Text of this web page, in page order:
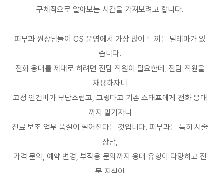
구체적으로 알아보는 시간을 가져보려고 합니다.
피부과 원장님들이 CS 운영에서 가장 많이 느끼는 딜레마가 있
습니다.
전화 응대를 제대로 하려면 전담 직원이 필요한데 , 전담 직원을
채용하자니
고정 인건비가 부담스럽고, 그렇다고 기존 스태프에게 전화 응대
까지 맡기자니
진료 보조 업무 품질이 떨어진다는 것입니다. 피부과는 특히 시술
상담,
가격 문의 , 예약 변경, 부작용 문의까지 응대 유형이 다양하고 전